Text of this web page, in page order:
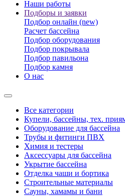
Наши работы
Подборы и заявки
Подбор онлайн (new)
Расчет бассейна
Подбор оборудования
Подбор покрывала
Подбор павильона
Подбор камня
О нас
Все категории
Купели, бассейны, тех.
Оборудование для бассейна
Трубы и фитинги ПВХ
Химия и тестеры
Аксессуары для бассейна
Укрытие бассейна
Отделка чаши и бортика
Строительные материалы
Сауны, хамамы и бани